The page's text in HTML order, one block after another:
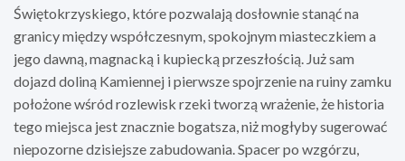
Świętokrzyskiego, które pozwalają dosłownie stanąć na
granicy między współczesnym, spokojnym miasteczkiem a
jego dawną, magnacką i kupiecką przeszłością. Już sam
dojazd doliną Kamiennej i pierwsze spojrzenie na ruiny zamku
położone wśród rozlewisk rzeki tworzą wrażenie, że historia
tego miejsca jest znacznie bogatsza, niż mogłyby sugerować
niepozorne dzisiejsze zabudowania. Spacer po wzgórzu,